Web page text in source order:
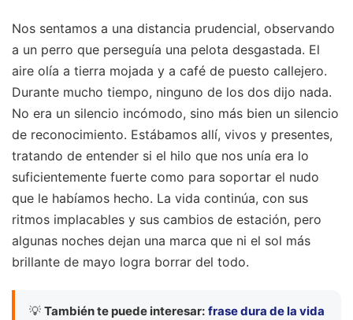
Nos sentamos a una distancia prudencial, observando
a un perro que perseguía una pelota desgastada. El
aire olía a tierra mojada y a café de puesto callejero.
Durante mucho tiempo, ninguno de los dos dijo nada.
No era un silencio incómodo, sino más bien un silencio
de reconocimiento. Estábamos allí, vivos y presentes,
tratando de entender si el hilo que nos unía era lo
suficientemente fuerte como para soportar el nudo
que le habíamos hecho. La vida continúa, con sus
ritmos implacables y sus cambios de estación, pero
algunas noches dejan una marca que ni el sol más
brillante de mayo logra borrar del todo.
💡 También te puede interesar: frase dura de la vida